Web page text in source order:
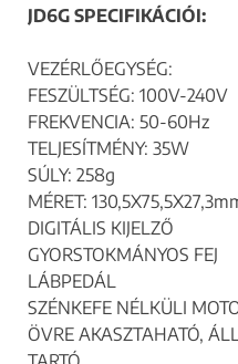
JD6G SPECIFIKÁCIÓI:
VEZÉRLŐEGYSÉG:
FESZÜLTSÉG: 100V-240V
FREKVENCIA: 50-60Hz
TELJESÍTMÉNY: 35W
SÚLY: 258g
MÉRET:
DIGITÁLIS KIJELZŐ
GYORSTOKMÁNYOS FEJ
LÁBPEDÁL
SZÉNKEFE NÉLKÜLI
ÖVRE AKASZTAHATÓ,